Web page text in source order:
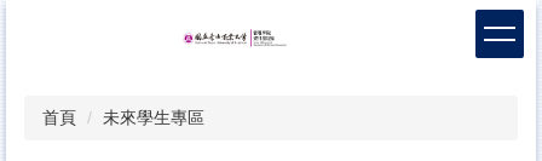
首頁 未來學生專區